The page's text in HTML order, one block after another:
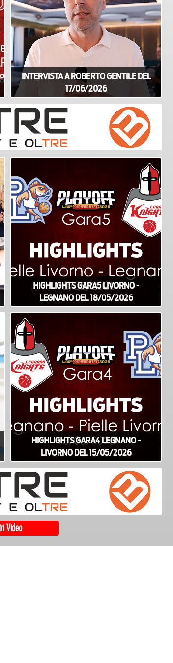
INTERVISTA A ROBERTO GENTILE DEL
17/06/2026
HIGHLIGHTS GARA5 LIVORNO -
LEGNANO DEL 18/05/2026
HIGHLIGHTS GARA4 LEGNANO -
LIVORNO DEL 15/05/2026
Video